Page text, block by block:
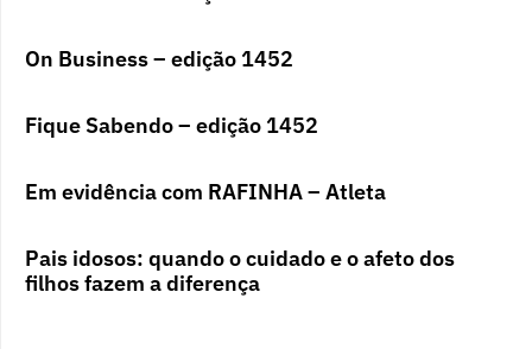
On Business – edição 1452
Fique Sabendo – edição 1452
Em evidência com RAFINHA – Atleta
Pais idosos: quando o cuidado e o afeto dos
filhos fazem a diferença